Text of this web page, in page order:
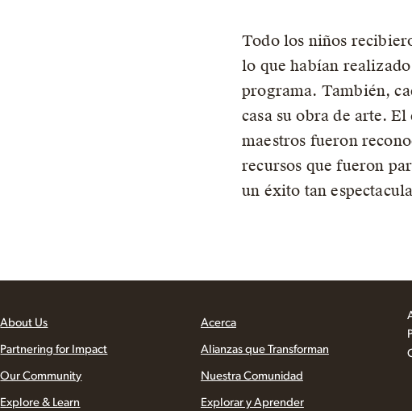
Todo los niños
lo que habían
programa. También,
casa su obra de arte.
maestros fueron
recursos que fueron
un éxito tan
About Us
Partnering for Impact
Our Community
Explore & Learn
Acerca
Alianzas que Transforman
Nuestra Comunidad
Explorar y Aprender